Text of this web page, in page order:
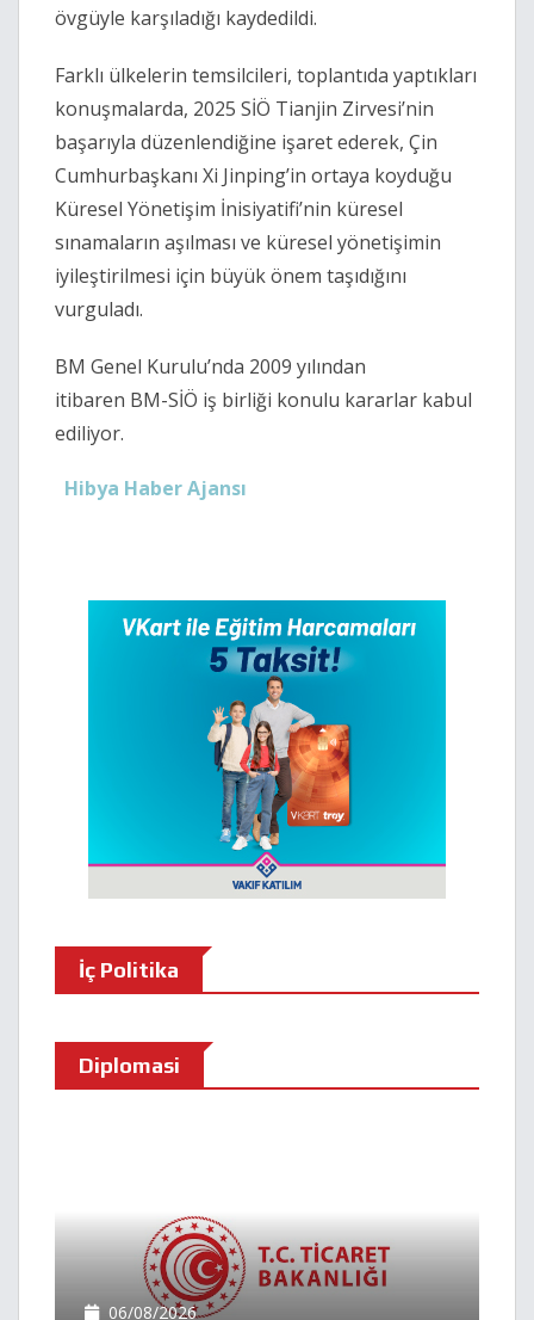
övgüyle karşıladığı kaydedildi.
Farklı ülkelerin temsilcileri, toplantıda yaptıkları
konuşmalarda, 2025 SİÖ Tianjin Zirvesi’nin
başarıyla düzenlendiğine işaret ederek, Çin
Cumhurbaşkanı Xi Jinping’in ortaya koyduğu
Küresel Yönetişim İnisiyatifi’nin küresel
sınamaların aşılması ve küresel yönetişimin
iyileştirilmesi için büyük önem taşıdığını
vurguladı.
BM Genel Kurulu’nda 2009 yılından
itibaren BM-SİÖ iş birliği konulu kararlar kabul
ediliyor.
Hibya Haber Ajansı
İç Politika
Diplomasi
06/08/2026